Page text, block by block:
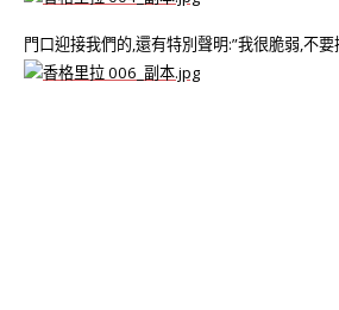
門口迎接我們的,還有特別聲明:”我很脆弱,不